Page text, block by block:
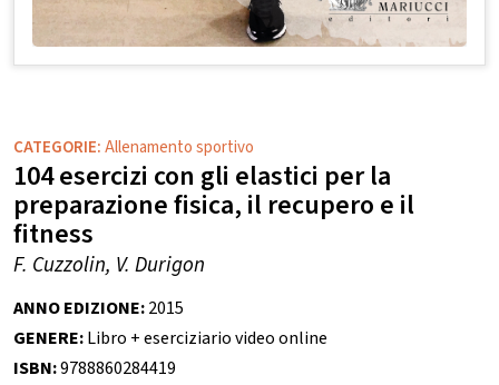
CATEGORIE:Allenamento sportivo
104 esercizi con gli elastici per la
preparazione fisica, il recupero e il
fitness
F. Cuzzolin, V. Durigon
ANNO EDIZIONE:2015
GENERE:Libro + eserciziario video online
ISBN:9788860284419